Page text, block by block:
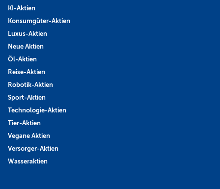
KI-Aktien
Konsumgüter-Aktien
Luxus-Aktien
Neue Aktien
Öl-Aktien
Reise-Aktien
Robotik-Aktien
Sport-Aktien
Technologie-Aktien
Tier-Aktien
Vegane Aktien
Versorger-Aktien
Wasseraktien